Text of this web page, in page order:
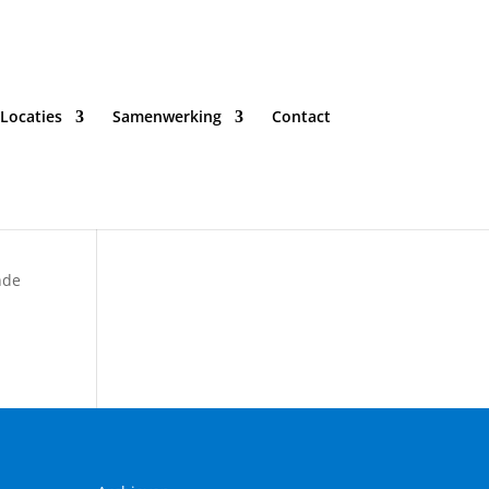
Locaties Samenwerking Contact